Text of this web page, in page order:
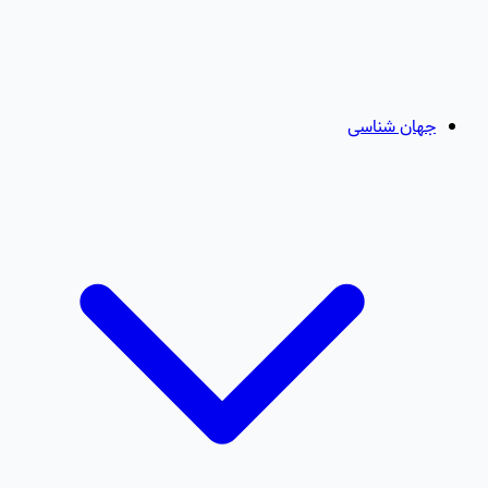
جهان شناسی